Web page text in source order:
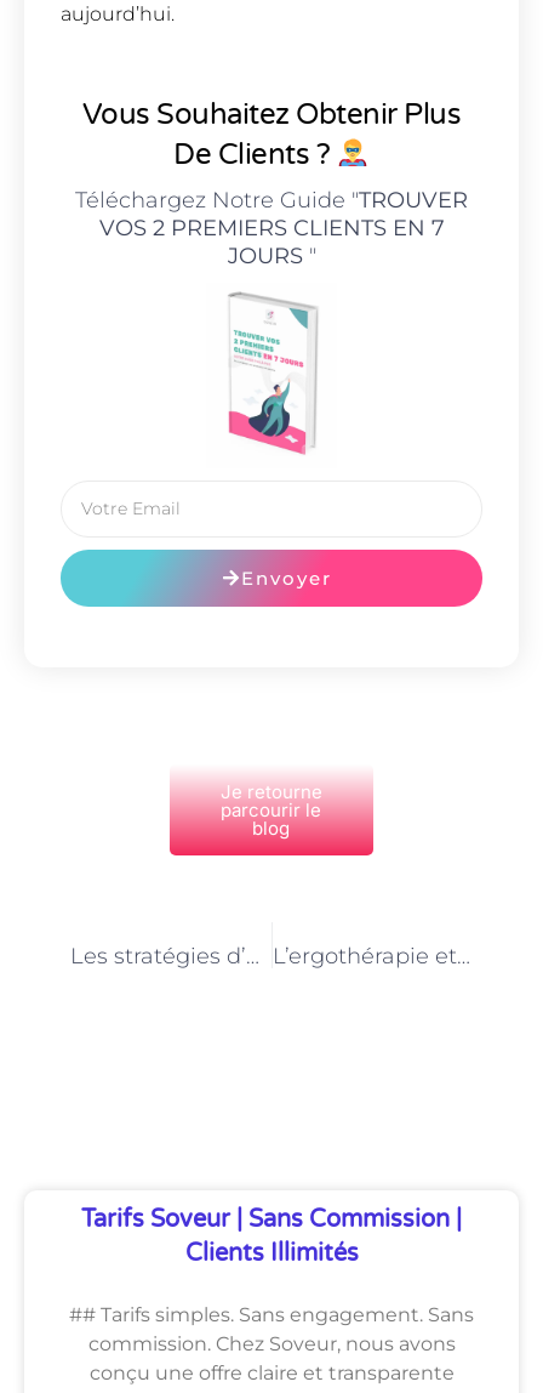
aujourd’hui.
Vous Souhaitez Obtenir Plus
De Clients ?
Téléchargez Notre Guide "TROUVER
VOS 2 PREMIERS CLIENTS EN 7
JOURS"
Envoyer
Je retourne
parcourir le
blog
Les stratégies d’adaptation en ergothérapie à Paris L’ergothérapie et la rééducation des blessures liées à la pratique musicale à Paris
Tarifs Soveur | Sans Commission |
Clients Illimités
## Tarifs simples. Sans engagement. Sans
commission. Chez Soveur, nous avons
conçu une offre claire et transparente